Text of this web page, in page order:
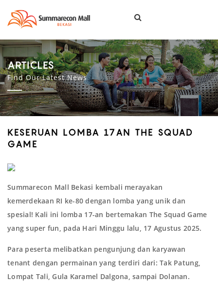
ARTICLES
Find Our Latest News
KESERUAN LOMBA 17AN THE SQUAD
GAME
Summarecon Mall Bekasi kembali merayakan
kemerdekaan RI ke-80 dengan lomba yang unik dan
spesial! Kali ini lomba 17-an bertemakan The Squad Game
yang super fun, pada Hari Minggu lalu, 17 Agustus 2025.
Para peserta melibatkan pengunjung dan karyawan
tenant dengan permainan yang terdiri dari: Tak Patung,
Lompat Tali, Gula Karamel Dalgona, sampai Dolanan.